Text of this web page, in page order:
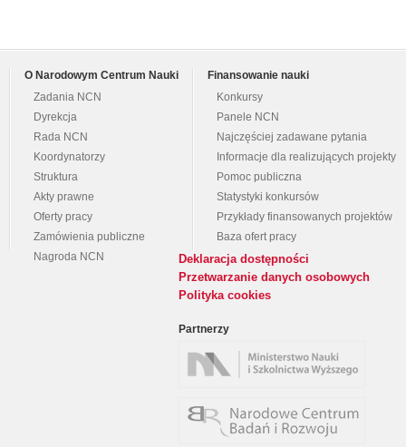
O Narodowym Centrum Nauki
Zadania NCN
Dyrekcja
Rada NCN
Koordynatorzy
Struktura
Akty prawne
Oferty pracy
Zamówienia publiczne
Nagroda NCN
Finansowanie nauki
Konkursy
Panele NCN
Najczęściej zadawane pytania
Informacje dla realizujących projekty
Pomoc publiczna
Statystyki konkursów
Przykłady finansowanych projektów
Baza ofert pracy
Deklaracja dostępności
Przetwarzanie danych osobowych
Polityka cookies
Partnerzy